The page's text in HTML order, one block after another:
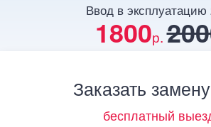
Ввод в эксплуатацию
1800р.
Заказать
бесплатный